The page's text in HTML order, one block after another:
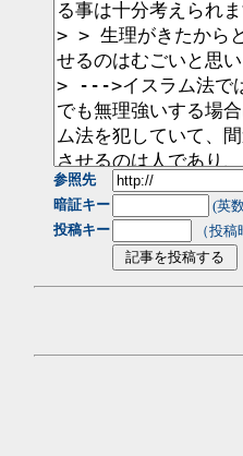
参照先
暗証キー
(英
投稿キー
（投稿